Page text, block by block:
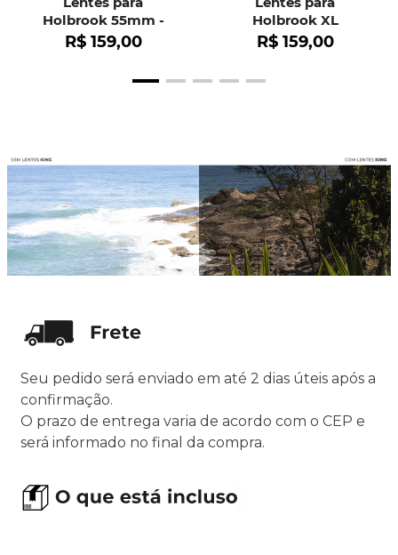
Holbrook 55mm -
OO9102
R$ 159,00
Holbrook XL
R$ 159,00
Seu pedido será enviado em até 2 dias úteis após a
confirmação.
O prazo de entrega varia de acordo com o CEP e
será informado no final da compra.